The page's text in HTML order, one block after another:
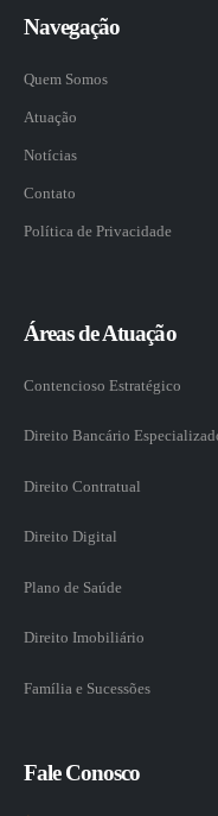
Navegação
Quem Somos
Atuação
Notícias
Contato
Política de Privacidade
Áreas de Atuação
Contencioso Estratégico
Direito Bancário
Direito Contratual
Direito Digital
Plano de Saúde
Direito Imobiliário
Família e Sucessões
Fale Conosco